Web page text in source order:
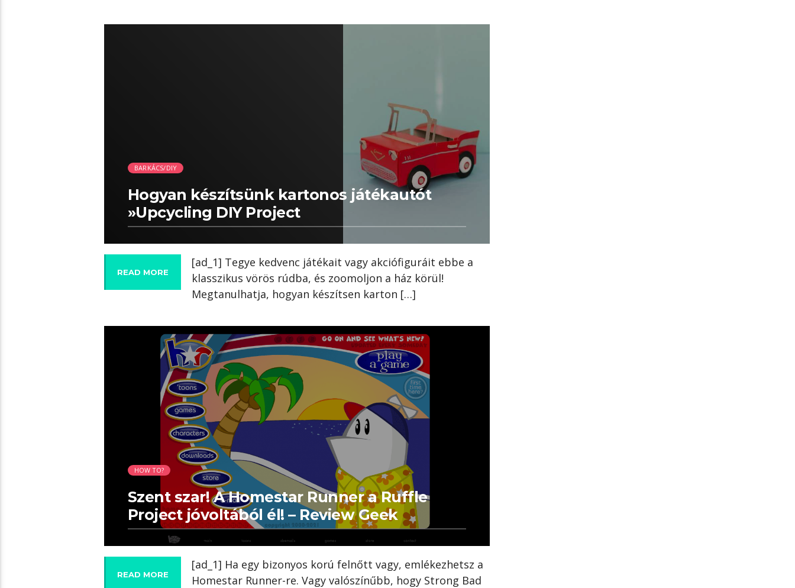
BARKÁCS/DIY
Hogyan készítsünk kartonos játékautót
»Upcycling DIY Project
READ MORE
[ad_1] Tegye kedvenc játékait vagy akciófiguráit ebbe a
klasszikus vörös rúdba, és zoomoljon a ház körül!
Megtanulhatja, hogyan készítsen karton […]
03:12 READ TIME
HOW TO?
Szent szar! A Homestar Runner a Ruffle
Project jóvoltából él! – Review Geek
READ MORE
[ad_1] Ha egy bizonyos korú felnőtt vagy, emlékezhetsz a
Homestar Runner-re. Vagy valószínűbb, hogy Strong Bad